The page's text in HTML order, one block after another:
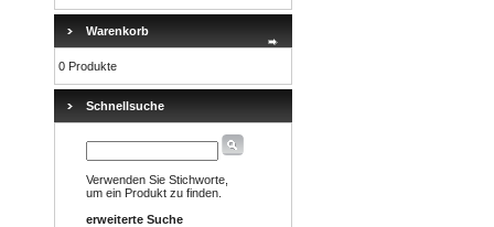
Warenkorb
0 Produkte
Schnellsuche
Verwenden Sie Stichworte,
um ein Produkt zu finden.
erweiterte Suche